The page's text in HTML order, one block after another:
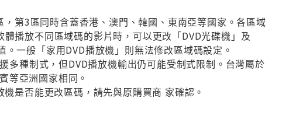
第3區同時含蓋香港、澳門、韓國、東南亞等國家。各區域
播放不同區域碼的影片時，可以更改「DVD光碟機」及
一般「家用DVD播放機」則無法修改區域碼設定。
多種制式，但DVD播放機輸出仍可能受制式限制。台灣屬於
等亞洲國家相同。
是否能更改區碼，請先與原購買商 家確認。